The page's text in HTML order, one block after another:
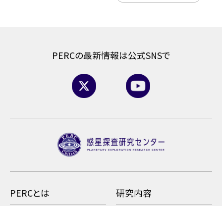
PERCの最新情報は公式SNSで
PERCとは 研究内容